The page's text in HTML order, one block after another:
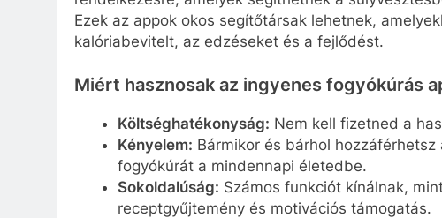
Ezek az appok okos segítőtársak lehetnek,
kalóriabevitelt, az edzéseket és a fejlődést.
Miért hasznosak az ingyenes fogyókúrás
Költséghatékonyság: Nem kell fizetned a
Kényelem: Bármikor és bárhol
fogyókúrát a mindennapi életedbe.
Sokoldalúság: Számos funkciót kínálnak,
receptgyűjtemény és motivációs támogatás.